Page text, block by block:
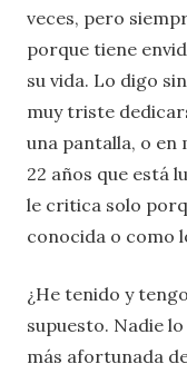
veces, pero
porque tiene
su vida. Lo digo
muy triste
una pantalla, o en
22 años que está
le critica solo
conocida o como
¿He tenido y
supuesto. Nadie
más afortunada